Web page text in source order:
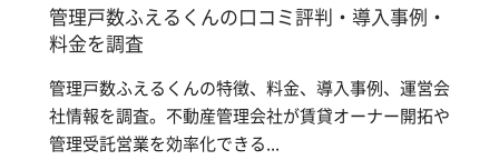
管理戸数ふえるくんの口コミ評判・導入事例・
料金を調査
管理戸数ふえるくんの特徴、料金、導入事例、運営会
社情報を調査。不動産管理会社が賃貸オーナー開拓や
管理受託営業を効率化できる...